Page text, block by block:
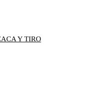
Y TIRO